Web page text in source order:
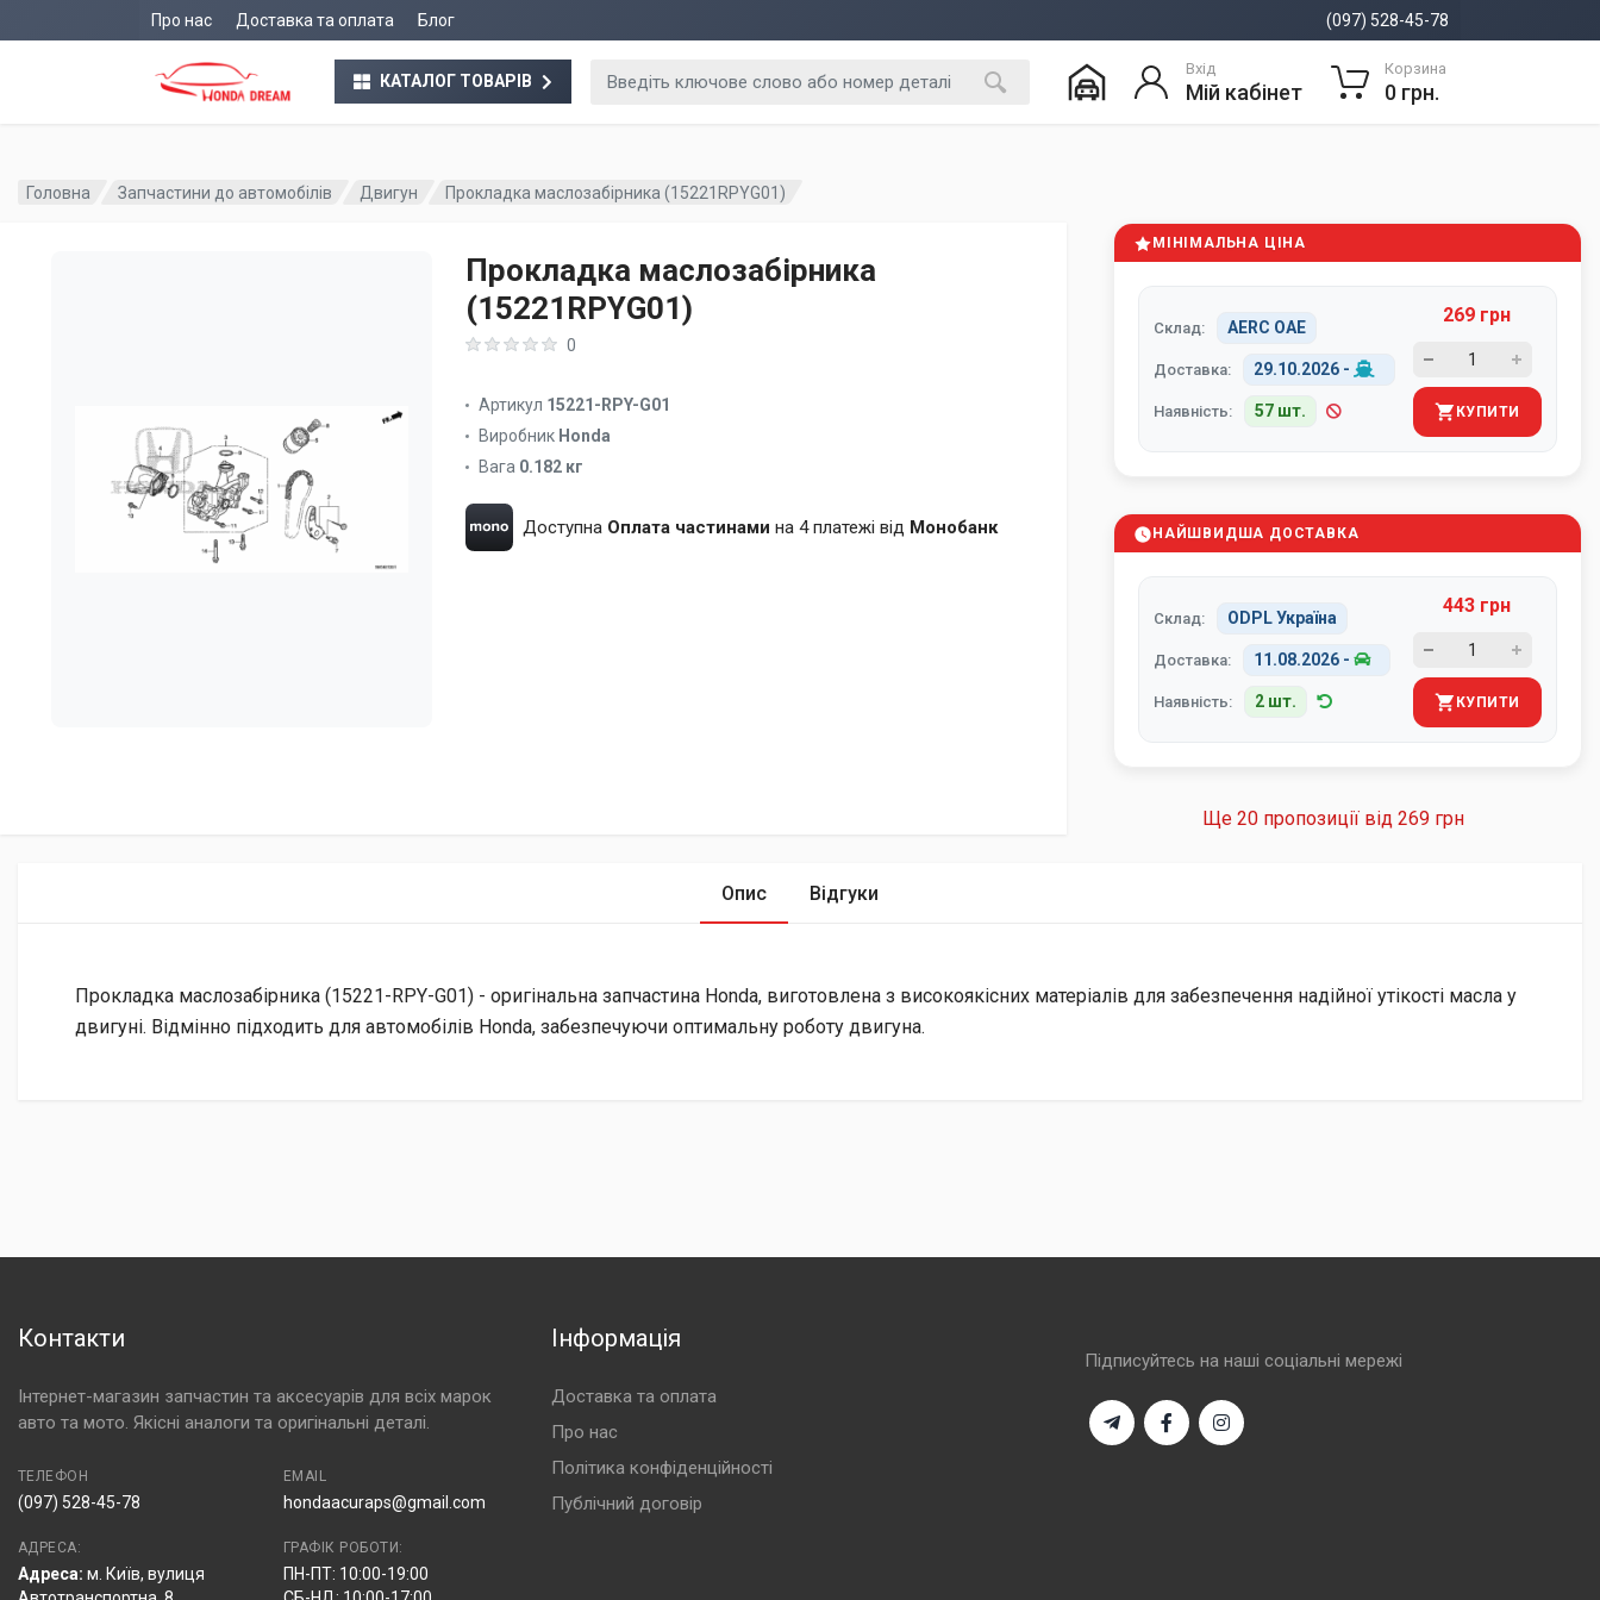
Про нас Доставка та оплата Блог (097) 528-45-78
КАТАЛОГ ТОВАРІВ
Вхід
Мій кабінет
Корзина
0 грн.
Головна Запчастини до автомобілів Двигун Прокладка маслозабірника (15221RPYG01)
Прокладка маслозабірника
(15221RPYG01)
0
Артикул 15221-RPY-G01
Виробник Honda
Вага 0.182 кг
Доступна Оплата частинами на 4 платежі від Монобанк
МІНІМАЛЬНА ЦІНА
Склад: AERC ОАЕ
Доставка: 29.10.2026 -
Наявність: 57 шт.
269 грн
КУПИТИ
НАЙШВИДША ДОСТАВКА
Склад: ODPL Україна
Доставка: 11.08.2026 -
Наявність: 2 шт.
443 грн
КУПИТИ
Ще 20 пропозиції від 269 грн
Опис Відгуки
Прокладка маслозабірника (15221-RPY-G01) - оригінальна запчастина Honda, виготовлена з високоякісних матеріалів для забезпечення надійної утікості масла у
двигуні. Відмінно підходить для автомобілів Honda, забезпечуючи оптимальну роботу двигуна.
Контакти
Інтернет-магазин запчастин та аксесуарів для всіх марок
авто та мото. Якісні аналоги та оригінальні деталі.
ТЕЛЕФОН
(097) 528-45-78
EMAIL
hondaacuraps@gmail.com
АДРЕСА:
Адреса: м. Київ, вулиця
ГРАФІК РОБОТИ:
ПН-ПТ: 10:00-19:00
Інформація
Доставка та оплата
Про нас
Політика конфіденційності
Публічний договір
Підписуйтесь на наші соціальні мережі